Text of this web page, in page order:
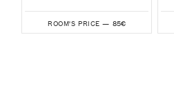
ROOM'S PRICE — 85€